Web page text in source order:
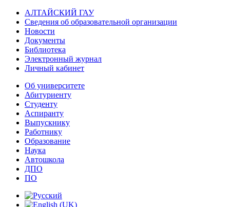
АЛТАЙСКИЙ ГАУ
Сведения об образовательной организации
Новости
Документы
Библиотека
Электронный журнал
Личный кабинет
Об университете
Абитуриенту
Студенту
Аспиранту
Выпускнику
Работнику
Образование
Наука
Автошкола
ДПО
ПО